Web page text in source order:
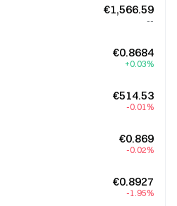
€1,566.59
--
€0.8684
+0.03%
€514.53
-0.01%
€0.869
-0.02%
€0.8927
-1.95%